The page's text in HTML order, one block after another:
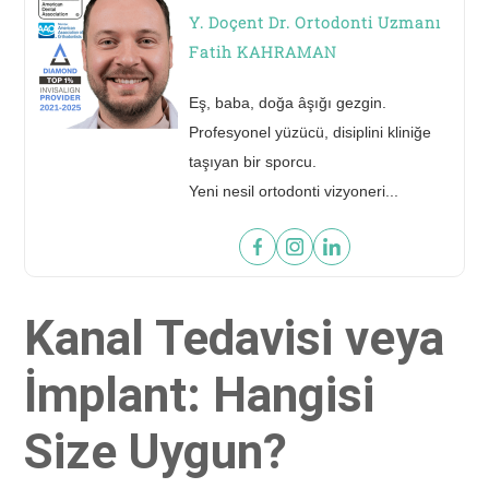
60 saniyede yeni gülüşünü gör!
FOTOĞRAFINI GÖNDER
Y. Doçent Dr. Ortodonti Uzmanı
Fatih KAHRAMAN
Eş, baba, doğa âşığı gezgin.
Profesyonel yüzücü, disiplini kliniğe
taşıyan bir sporcu.
Yeni nesil ortodonti vizyoneri...
Kanal Tedavisi veya
İmplant: Hangisi
Size Uygun?